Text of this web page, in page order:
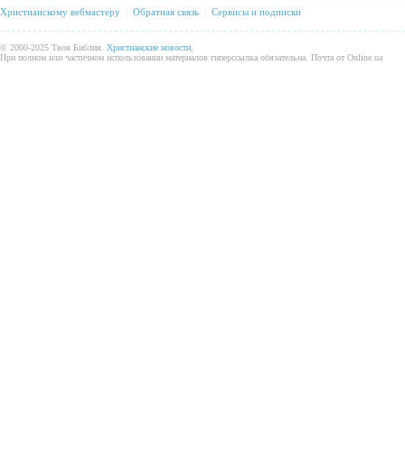
Христианскому вебмастеру Обратная связь Сервисы и подписки
© 2000-2025 Твоя Библия. Христианские новости
При полном или частичном использовании материалов гиперссылка обязательна. Почта от Online.ua